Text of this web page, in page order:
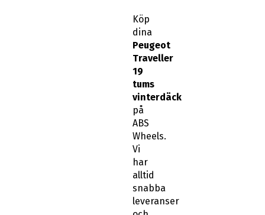
Peugeot
Traveller
19
tums
vinterdäck
på
ABS
Wheels.
Vi
har
alltid
snabba
leveranser
och
mycket